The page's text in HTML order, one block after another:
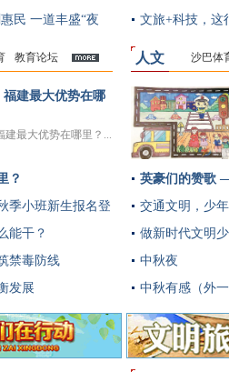
民 一道丰盛“夜
多
教育论坛
福建最大优势在哪
建最大优势在哪里？...
？
季小班新生报名登
能干？
禁毒防线
发展
文旅+科技，这
人文 沙巴体
英豪们的赞歌
交通文明，少
做新时代文明
中秋夜
中秋有感（外